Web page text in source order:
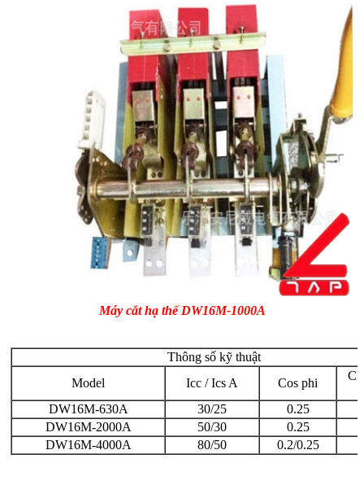
Máy cắt hạ thế DW16M-1000A
Thông số kỹ thuật
Model
Icc / Ics A Cos phi
DW16M-630A 30/25
0.25
DW16M-2000A
50/30
0.25
DW16M-4000A
80/50 0.2/0.25